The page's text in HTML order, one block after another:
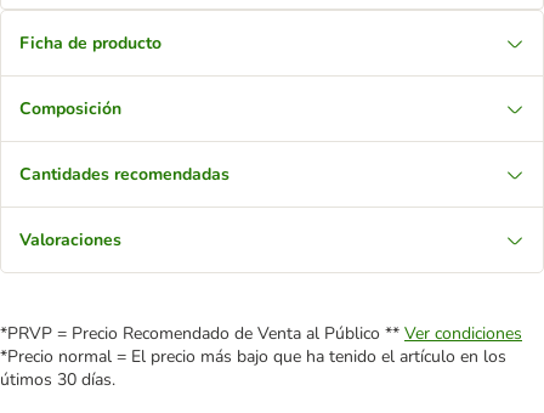
Ficha de producto
Composición
Cantidades recomendadas
Valoraciones
*PRVP = Precio Recomendado de Venta al Público ** Ver condiciones
*Precio normal = El precio más bajo que ha tenido el artículo en los
útimos 30 días.